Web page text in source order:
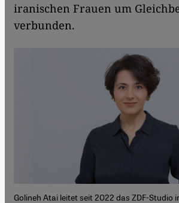
iranischen Frauen um
verbunden.
Golineh Atai leitet seit 2022 das ZDF-Studio